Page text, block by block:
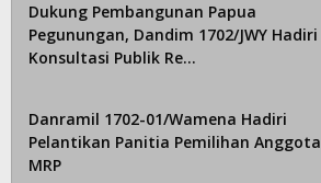
Dukung Pembangunan Papua
Pegunungan, Dandim 1702/JWY Hadiri
Konsultasi Publik Re…
Danramil 1702-01/Wamena Hadiri
Pelantikan Panitia Pemilihan Anggota
MRP